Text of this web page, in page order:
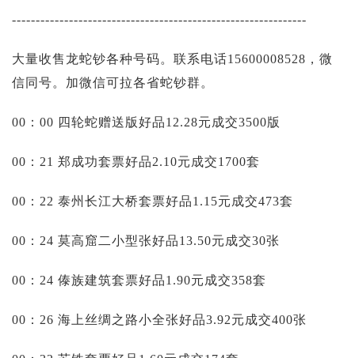
--------------------------------------------------------------
大量收售龙蛇钞各种号码。联系电话15600008528，微
信同号。加微信可拉各省蛇钞群。
00：00 四轮蛇赠送版好品12.28元成交3500版
00：21 郑成功套票好品2.10元成交1700套
00：22 泰州长江大桥套票好品1.15元成交473套
00：24 莫高窟二小型张好品13.50元成交30张
00：24 傣族建筑套票好品1.90元成交358套
00：26 海上丝绸之路小全张好品3.92元成交400张